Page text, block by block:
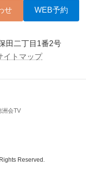
せ WEB予約
田二丁目1番2号
イトマップ
Reserved.